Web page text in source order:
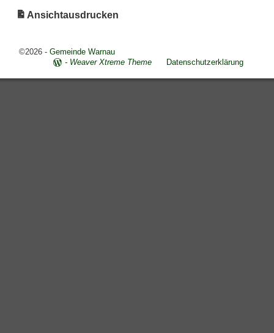
Ansichtausdrucken
©2026 - Gemeinde Warnau
- Weaver Xtreme Theme Datenschutzerklärung